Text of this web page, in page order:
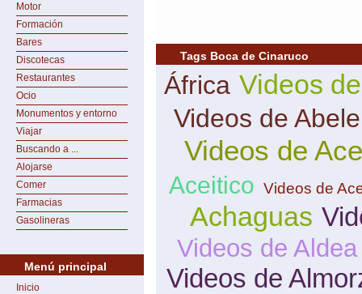
Motor
Formación
Bares
Discotecas
Restaurantes
Ocio
Monumentos y entorno
Viajar
Buscando a ...
Alojarse
Comer
Farmacias
Gasolineras
Menú principal
Inicio
Tags Boca de Cinaruco
África Videos
Videos de
Videos de
Aceitico Videos de
Achaguas
Videos de
Videos de